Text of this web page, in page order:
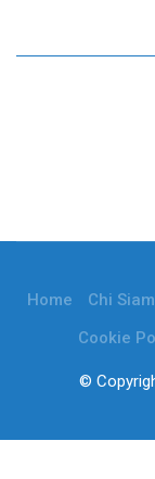
Home Chi
Cookie
©